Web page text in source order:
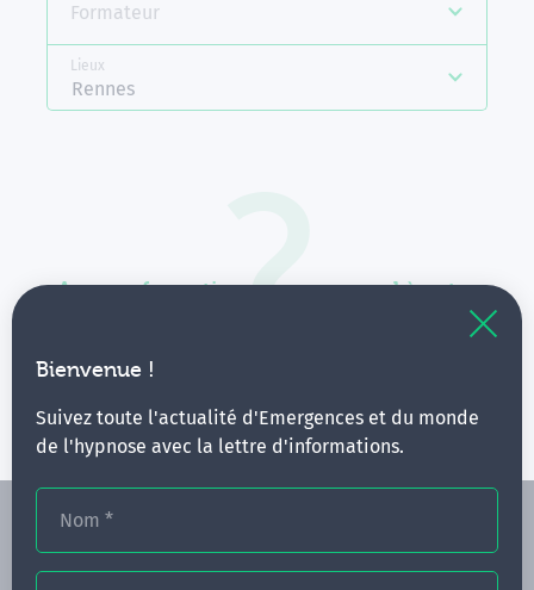
Bienvenue !
Suivez toute l'actualité d'Emergences et du monde
de l'hypnose avec la lettre d'informations.
Nom *
Formateur
Lieux
Rennes
Aucune formation ne correspond à votre
Vous pouvez renouveler votre requête en élargissant